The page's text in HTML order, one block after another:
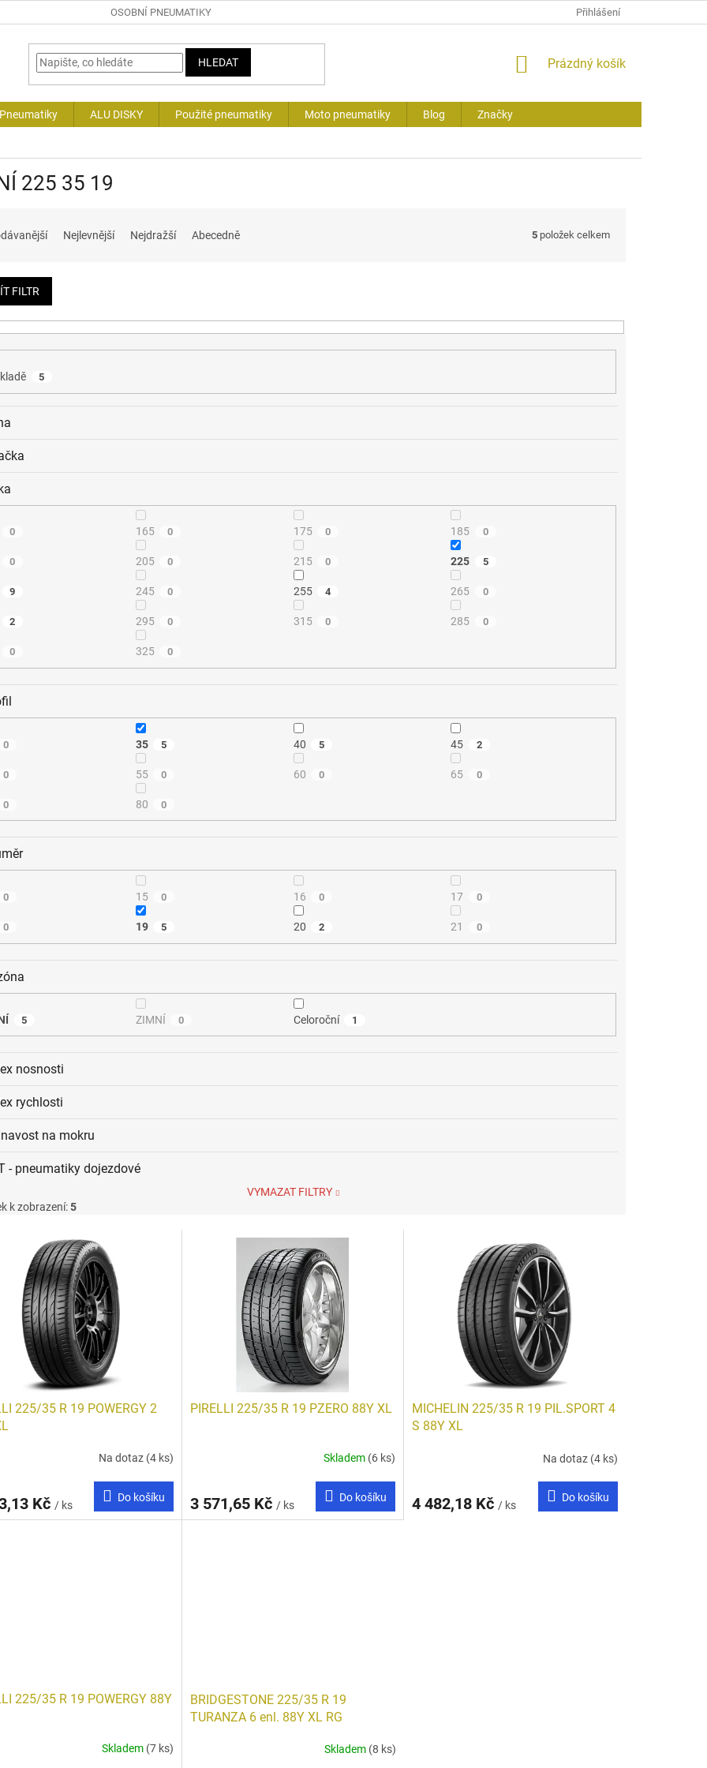
OSOBNÍ PNEUMATIKY Přihlášení
HLEDAT
NÁKUPNÍ
Prázdný košík
ALU DISKY Použité pneumatiky Moto pneumatiky Blog Značky
225 35 19
Nejlevnější Nejdražší Abecedně 5 položek celkem
FILTR
5
0 165 0 175 0 185 0
0 205 0 215 0 225 5
9 245 0 255 4 265 0
2 295 0 315 0 285 0
0 325 0
0 35 5 40 5 45 2
0 55 0 60 0 65 0
0 80 0
0 15 0 16 0 17 0
0 19 5 20 2 21 0
5 ZIMNÍ 0 Celoroční 1
nosnosti
rychlosti
na mokru
- pneumatiky dojezdové
VYMAZAT FILTRY
k zobrazení:5
225/35 R 19 POWERGY 2
Na dotaz (4 ks)
Kč / ks
Do košíku
PIRELLI 225/35 R 19 PZERO 88Y XL
Skladem (6 ks)
3 571,65 Kč / ks
Do košíku
MICHELIN 225/35 R 19 PIL.SPORT 4
S 88Y XL
Na dotaz (4 ks)
4 482,18 Kč / ks
Do košíku
225/35 R 19 POWERGY 88Y
Skladem (7 ks)
BRIDGESTONE 225/35 R 19
TURANZA 6 enl. 88Y XL RG
Skladem (8 ks)